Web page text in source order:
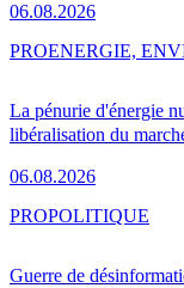
06.08.2026
La pénurie d'énergie
libéralisation du
06.08.2026
PROENERGIE,
Guerre de
PROPOLITIQUE